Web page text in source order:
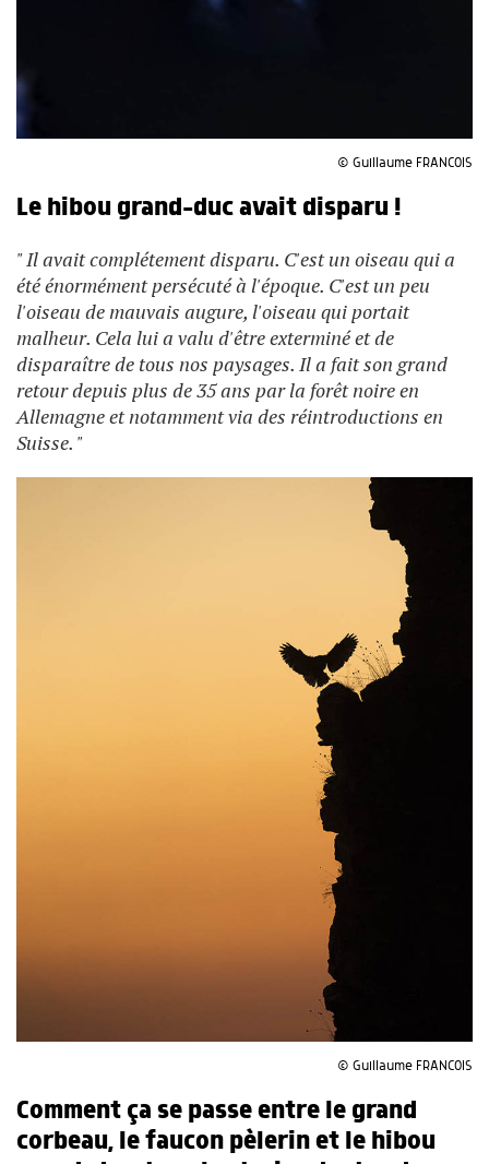
© Guillaume FRANCOIS
Le hibou grand-duc avait disparu !
" Il avait complétement disparu. C'est un oiseau qui a
été énormément persécuté à l'époque. C'est un peu
l'oiseau de mauvais augure, l'oiseau qui portait
malheur. Cela lui a valu d'être exterminé et de
disparaître de tous nos paysages. Il a fait son grand
retour depuis plus de 35 ans par la forêt noire en
Allemagne et notamment via des réintroductions en
Suisse. "
© Guillaume FRANCOIS
Comment ça se passe entre le grand
corbeau, le faucon pèlerin et le hibou